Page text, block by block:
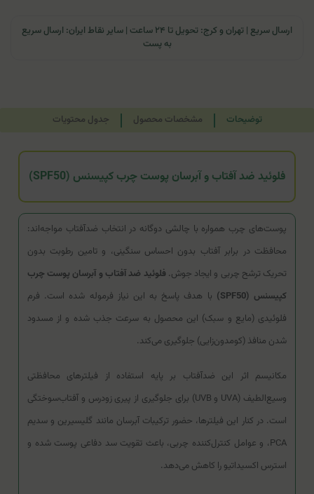
ارسال سریع | تهران و کرج: تحویل تا ۲۴ ساعت | سایر نقاط ایران: ارسال سریع
به پست
توضیحات مشخصات محصول جدول محتویات
فلوئید ضد آفتاب و آبرسان پوست چرب کپیسنس (SPF50)
پوست‌های چرب همواره با چالشی دوگانه در انتخاب ضدآفتاب مواجه‌اند:
محافظت در برابر آفتاب بدون احساس سنگینی، و تامین رطوبت بدون
تحریک ترشح چربی و ایجاد جوش. فلوئید ضد آفتاب و آبرسان پوست چرب
کپیسنس (SPF50)
با هدف پاسخ به این نیاز فرموله شده است. فرم
فلوئیدی (مایع و سبک) این محصول به سرعت جذب شده و از مسدود
شدن منافذ (کومدون‌زایی) جلوگیری می‌کند.
مکانیسم اثر این ضدآفتاب بر پایه استفاده از فیلترهای محافظتی
وسیع‌الطیف (UVA و UVB) برای جلوگیری از پیری زودرس و آفتاب‌سوختگی
است. در کنار این فیلترها، حضور ترکیبات آبرسان مانند گلیسیرین و سدیم
PCA، و عوامل کنترل‌کننده چربی، باعث تقویت سد دفاعی پوست شده و
استرس اکسیداتیو را کاهش می‌دهد.